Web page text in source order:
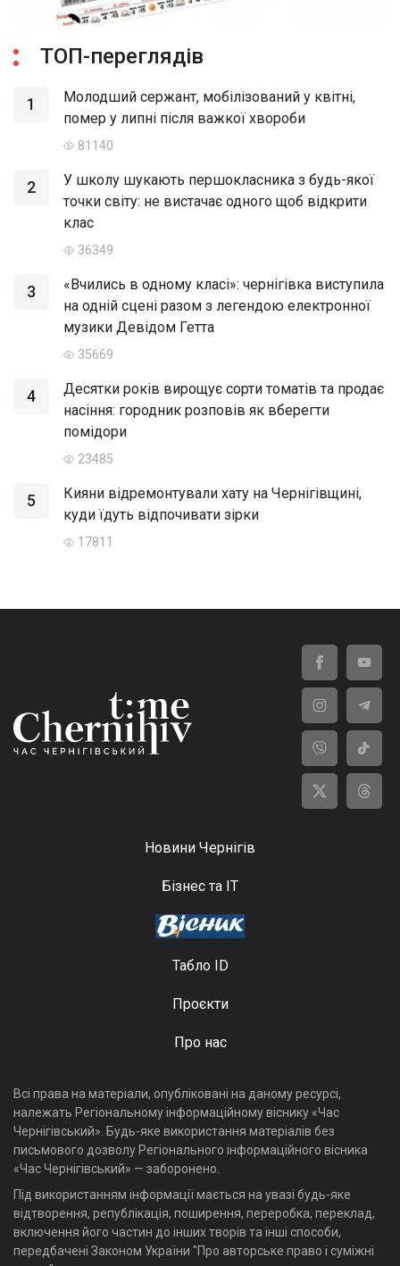
ТОП-переглядів
1
Молодший сержант, мобілізований у квітні,
помер у липні після важкої хвороби
81140
2
У школу шукають першокласника з будь-якої
точки світу: не вистачає одного щоб відкрити
клас
36349
3
«Вчились в одному класі»: чернігівка виступила
на одній сцені разом з легендою електронної
музики Девідом Гетта
35669
4
Десятки років вирощує сорти томатів та продає
насіння: городник розповів як вберегти
помідори
23485
5
Кияни відремонтували хату на Чернігівщині,
куди їдуть відпочивати зірки
17811
Новини Чернігів
Бізнес та ІТ
Табло ID
Проєкти
Про нас
Всі права на матеріали, опубліковані на даному ресурсі,
належать Регіональному інформаційному віснику «Час
Чернігівський». Будь-яке використання матеріалів без
письмового дозволу Регіонального інформаційного вісника
«Час Чернігівський» — заборонено.
Під використанням інформації мається на увазі будь-яке
відтворення, републікація, поширення, переробка, переклад,
включення його частин до інших творів та інші способи,
передбачені Законом України "Про авторське право і суміжні